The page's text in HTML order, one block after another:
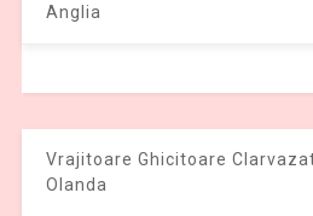
Anglia
Vrajitoare Ghicitoare
Olanda